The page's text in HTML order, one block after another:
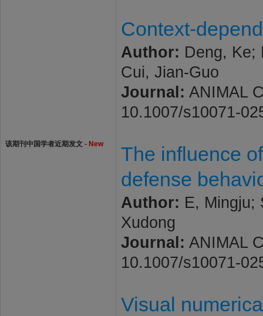
该期刊中国学者近期发文 - New
Context-
Author: Deng, Ke;
Cui, Jian-Guo
Journal: ANIMAL
10.1007/s10071-
The influence
defense
Author: E, Mingju;
Xudong
Journal: ANIMAL
10.1007/s10071-
Visual